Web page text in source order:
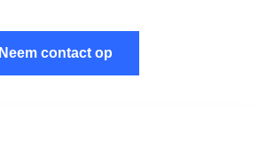
Neem contact op